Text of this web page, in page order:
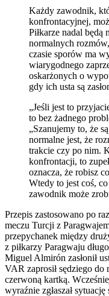
Każdy zawodnik,
konfrontacyjnej,
Piłkarze nadal będą
normalnych
czasie sporów ma
wiarygodnego
oskarżonych o
gdy ich usta są
„Jeśli jest to
to bez żadnego
„Szanujemy to, że
normalne jest, że
trakcie czy po nim.
konfrontacji, to
oznacza, że robisz
Wtedy to jest coś,
zawodnik może
Przepis zastosowano po
meczu Turcji z
przepychanek między
z piłkarzy Paragwaju
Miguel Almirón zasłonił
VAR zaprosił sędziego do
czerwoną kartką.
wyraźnie zgłaszał